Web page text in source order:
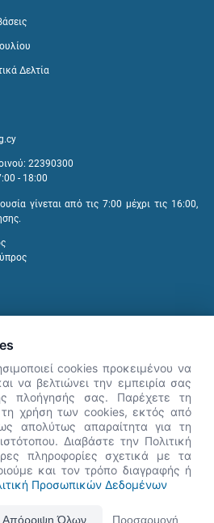
Δελτία
22390300
- 18:00
γίνεται από τις 7:00 μέχρι τις 16:00,
με τις νεότερες εκδόσεις, Google Chrome, Mozilla Firefox,
ήρθες! Είμαι η Νόησις.
μου πώς μπορώ να σε βοηθήσω
cookies προκειμένου να
να βελτιώνει την εμπειρία σας
πλοήγησής σας. Παρέχετε τη
χρήση των cookies, εκτός από
απολύτως απαραίτητα για τη
Διαβάστε την Πολιτική
πληροφορίες σχετικά με τα
και τον τρόπο διαγραφής ή
Προσωπικών Δεδομένων
Απόρριψη Όλων Προσαρμογή